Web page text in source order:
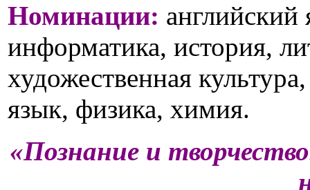
Номинации: английский
информатика, история,
художественная
язык, физика, химия.
«Познание и